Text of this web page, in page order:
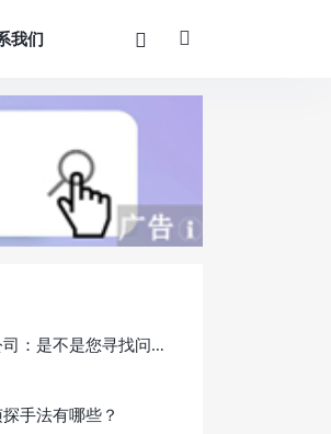
我们
深圳市找人寻人调查公司：是不是您寻找问题解决方案的最佳选择？
手法有哪些？